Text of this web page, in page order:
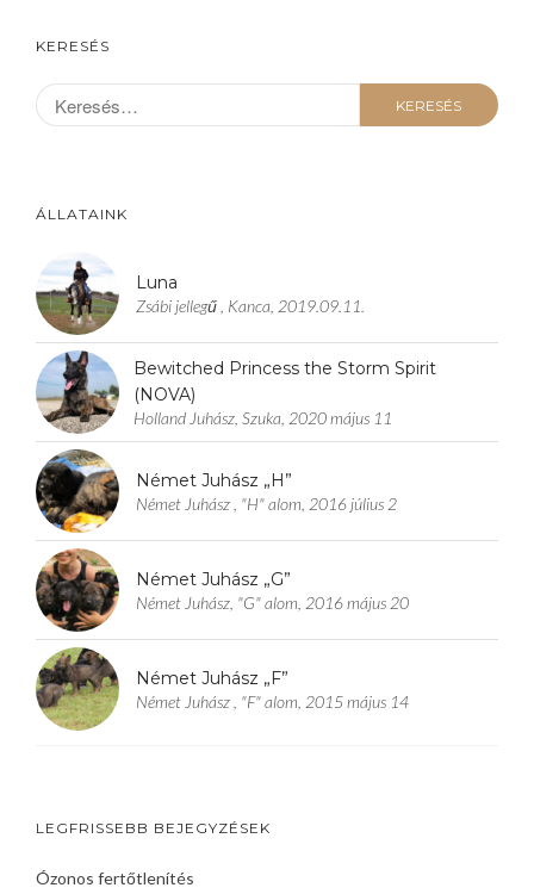
KERESÉS
ÁLLATAINK
Luna
Zsábi jellegű , Kanca, 2019.09.11.
Bewitched Princess the Storm Spirit
(NOVA)
Holland Juhász, Szuka, 2020 május 11
Német Juhász „H”
Német Juhász , "H" alom, 2016 július 2
Német Juhász „G”
Német Juhász, "G" alom, 2016 május 20
Német Juhász „F”
Német Juhász , "F" alom, 2015 május 14
LEGFRISSEBB BEJEGYZÉSEK
Ózonos fertőtlenítés